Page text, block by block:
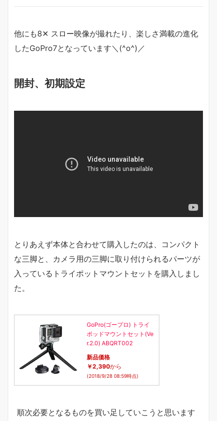
他にも8✕ スロー映像が撮れたり、楽しさ満載の進化
したGoPro7となっています＼(^o^)／
開封、初期設定
とりあえず本体と合わせて購入したのは、コンパクト
な三脚と、カメラ用の三脚に取り付けられるパーツが
入っているトライポットマウントセットを購入しまし
た。
GoPro(ゴープロ) トライ
ポッドマウントセット(Ve
r.2.0) ABQRT002
新品価格
￥2,390から
(2018/9/28 08:59時点)
順次必要となるものを買い足していこうと思います